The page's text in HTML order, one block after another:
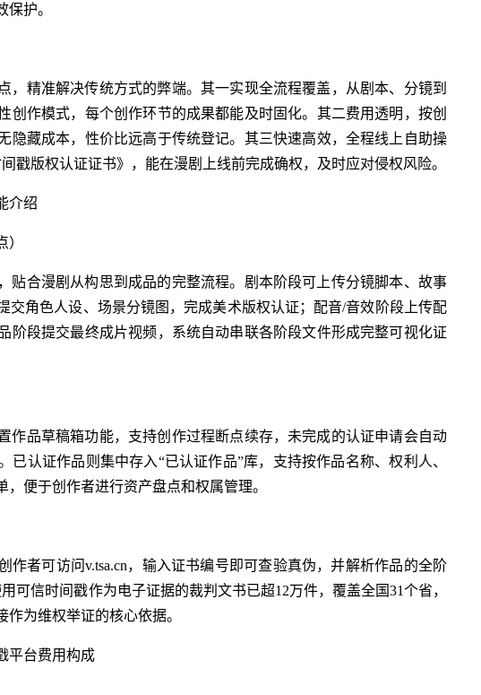
护。
，精准解决传统方式的弊端。其一实现全流程覆盖，从剧本、分镜到
创作模式，每个创作环节的成果都能及时固化。其二费用透明，按创
隐藏成本，性价比远高于传统登记。其三快速高效，全程线上自助操
戳版权认证证书》，能在漫剧上线前完成确权，及时应对侵权风险。
介绍
贴合漫剧从构思到成品的完整流程。剧本阶段可上传分镜脚本、故事
交角色人设、场景分镜图，完成美术版权认证；配音/音效阶段上传配
阶段提交最终成片视频，系统自动串联各阶段文件形成完整可视化证
作品草稿箱功能，支持创作过程断点续存，未完成的认证申请会自动
认证作品则集中存入“已认证作品”库，支持按作品名称、权利人、
便于创作者进行资产盘点和权属管理。
作者可访问v.tsa.cn，输入证书编号即可查验真伪，并解析作品的全阶
可信时间戳作为电子证据的裁判文书已超12万件，覆盖全国31个省，
为维权举证的核心依据。
平台费用构成